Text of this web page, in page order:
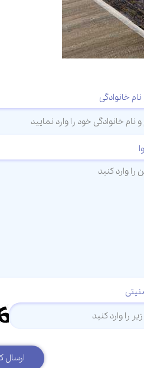
نام خانوادگی
ارسال